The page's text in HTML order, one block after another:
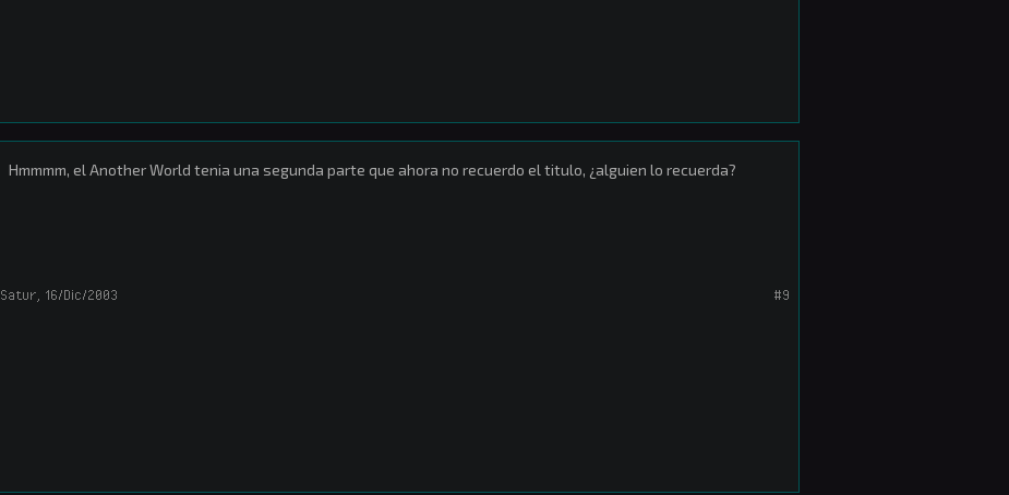
Hmmmm, el Another World tenia una segunda parte que ahora no recuerdo el titulo, ¿alguien lo recuerda?
#9
Satur 16/Dic/2003